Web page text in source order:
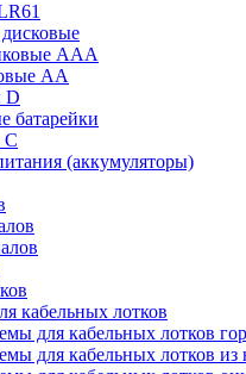
ААА
АА
D
батарейки
C
(аккумуляторы)
кабельных лотков
для кабельных лотков
для кабельных лотков